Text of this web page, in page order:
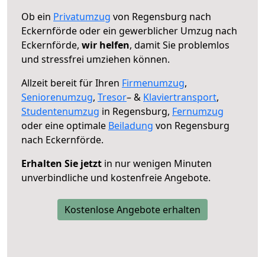
Ob ein Privatumzug von Regensburg nach
Eckernförde oder ein gewerblicher Umzug nach
Eckernförde, wir helfen, damit Sie problemlos
und stressfrei umziehen können.
Allzeit bereit für Ihren Firmenumzug,
Seniorenumzug, Tresor– & Klaviertransport,
Studentenumzug in Regensburg, Fernumzug
oder eine optimale Beiladung von Regensburg
nach Eckernförde.
Erhalten Sie jetzt in nur wenigen Minuten
unverbindliche und kostenfreie Angebote.
Kostenlose Angebote erhalten